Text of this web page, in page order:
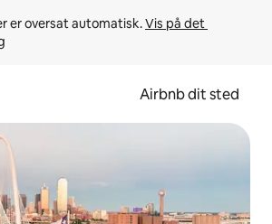
er oversat automatisk. Vis på det
Airbnb dit sted